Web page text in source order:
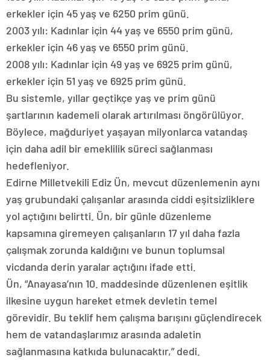
erkekler için 45 yaş ve 6250 prim günü.
2003 yılı: Kadınlar için 44 yaş ve 6550 prim günü,
erkekler için 46 yaş ve 6550 prim günü.
2008 yılı: Kadınlar için 49 yaş ve 6925 prim günü,
erkekler için 51 yaş ve 6925 prim günü.
Bu sistemle, yıllar geçtikçe yaş ve prim günü
şartlarının kademeli olarak artırılması öngörülüyor.
Böylece, mağduriyet yaşayan milyonlarca vatandaş
için daha adil bir emeklilik süreci sağlanması
hedefleniyor.
Edirne Milletvekili Ediz Ün, mevcut düzenlemenin aynı
yaş grubundaki çalışanlar arasında ciddi eşitsizliklere
yol açtığını belirtti. Ün, bir günle düzenleme
kapsamına giremeyen çalışanların 17 yıl daha fazla
çalışmak zorunda kaldığını ve bunun toplumsal
vicdanda derin yaralar açtığını ifade etti.
Ün, “Anayasa’nın 10. maddesinde düzenlenen eşitlik
ilkesine uygun hareket etmek devletin temel
görevidir. Bu teklif hem çalışma barışını güçlendirecek
hem de vatandaşlarımız arasında adaletin
sağlanmasına katkıda bulunacaktır,” dedi.